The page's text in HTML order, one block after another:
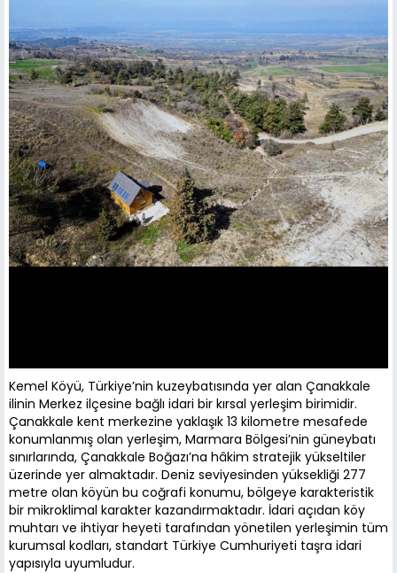
Kemel Köyü, Türkiye’nin kuzeybatısında yer alan Çanakkale
ilinin Merkez ilçesine bağlı idari bir kırsal yerleşim birimidir.
Çanakkale kent merkezine yaklaşık 13 kilometre mesafede
konumlanmış olan yerleşim, Marmara Bölgesi’nin güneybatı
sınırlarında, Çanakkale Boğazı’na hâkim stratejik yükseltiler
üzerinde yer almaktadır. Deniz seviyesinden yüksekliği 277
metre olan köyün bu coğrafi konumu, bölgeye karakteristik
bir mikroklimal karakter kazandırmaktadır. İdari açıdan köy
muhtarı ve ihtiyar heyeti tarafından yönetilen yerleşimin tüm
kurumsal kodları, standart Türkiye Cumhuriyeti taşra idari
yapısıyla uyumludur.